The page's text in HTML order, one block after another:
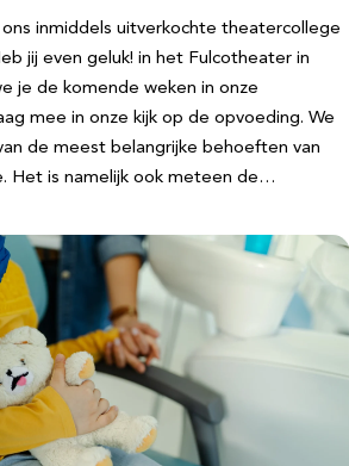
ons inmiddels uitverkochte theatercollege
jij even geluk! in het Fulcotheater in
je de komende weken in onze
mee in onze kijk op de opvoeding. We
de meest belangrijke behoeften van
Het is namelijk ook meteen de…